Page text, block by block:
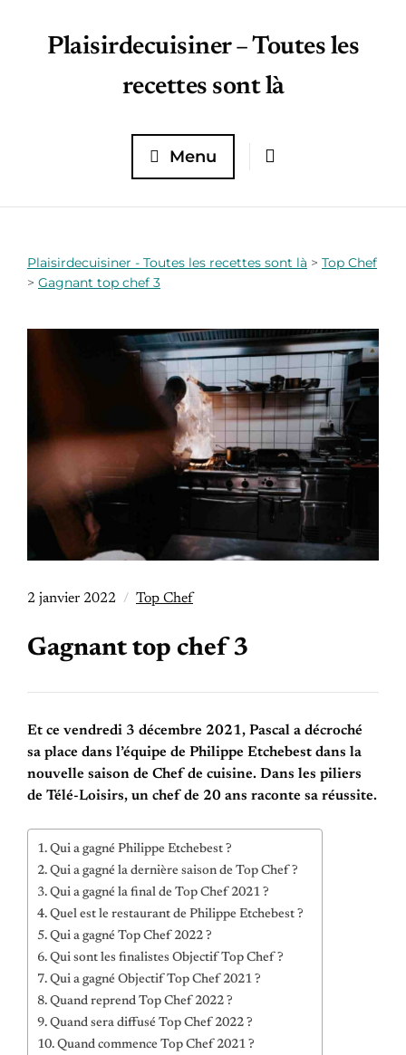
Plaisirdecuisiner – Toutes les
recettes sont là
Menu
Plaisirdecuisiner - Toutes les recettes sont là > Top Chef
> Gagnant top chef 3
2 janvier 2022 Top Chef
Gagnant top chef 3
Et ce vendredi 3 décembre 2021, Pascal a décroché
sa place dans l’équipe de Philippe Etchebest dans la
nouvelle saison de Chef de cuisine. Dans les piliers
de Télé-Loisirs, un chef de 20 ans raconte sa réussite.
Qui a gagné Philippe Etchebest ?
Qui a gagné la dernière saison de Top Chef ?
Qui a gagné la final de Top Chef 2021 ?
Quel est le restaurant de Philippe Etchebest ?
Qui a gagné Top Chef 2022 ?
Qui sont les finalistes Objectif Top Chef ?
Qui a gagné Objectif Top Chef 2021 ?
Quand reprend Top Chef 2022 ?
Quand sera diffusé Top Chef 2022 ?
Quand commence Top Chef 2021 ?